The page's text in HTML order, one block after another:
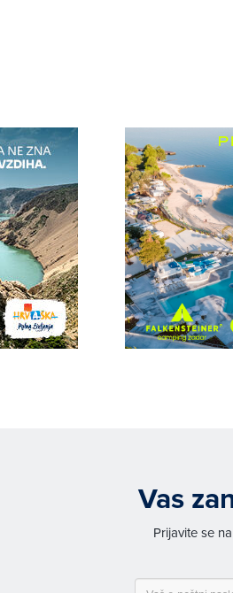
Vas
Prijavite se